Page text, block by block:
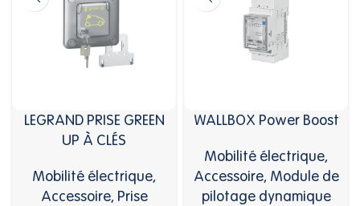
LEGRAND PRISE GREEN
UP À CLÉS
Mobilité électrique,
Accessoire, Prise
WALLBOX Power Boost
Mobilité électrique,
Accessoire, Module de
pilotage dynamique